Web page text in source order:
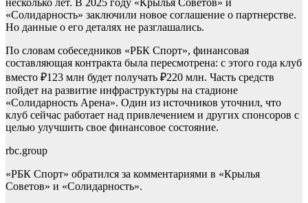
несколько лет. В 2025 году «Крылья Советов» и
«Солидарность» заключили новое соглашение о партнерстве.
Но данные о его деталях не разглашались.
По словам собеседников «РБК Спорт», финансовая
составляющая контракта была пересмотрена: с этого года клуб
вместо ₽123 млн будет получать ₽220 млн. Часть средств
пойдет на развитие инфраструктуры на стадионе
«Солидарность Арена». Один из источников уточнил, что
клуб сейчас работает над привлечением и других спонсоров с
целью улучшить свое финансовое состояние.
rbc.group
«РБК Спорт» обратился за комментариями в «Крылья
Советов» и «Солидарность».